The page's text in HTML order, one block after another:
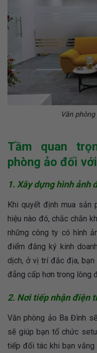
Văn
Tầm quan
phòng ảo đối
1. Xây dựng hình ảnh
Khi quyết định mua sản
hiệu nào đó, chắc chắn
những công ty có hình
điểm đăng ký kinh
dịch, ở vị trí đắc địa,
đẳng cấp hơn trong lòng
2. Nơi tiếp nhận điện
Văn phòng ảo Ba Đình
sẽ giúp bạn tổ chức
tiếp đối tác khi bạn vắng